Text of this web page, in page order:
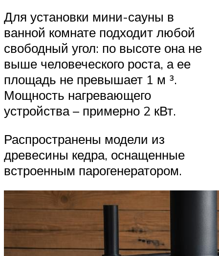
Для установки мини-сауны в
ванной комнате подходит любой
свободный угол: по высоте она не
выше человеческого роста, а ее
площадь не превышает 1 м ³.
Мощность нагревающего
устройства – примерно 2 кВт.
Распространены модели из
древесины кедра, оснащенные
встроенным парогенератором.